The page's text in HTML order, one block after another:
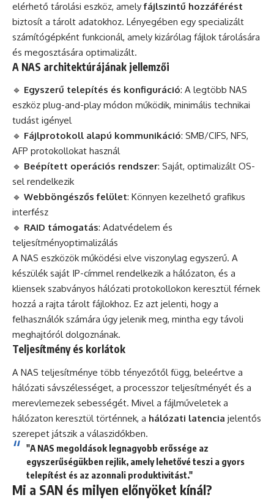
elérhető tárolási eszköz, amelyfájlszintű hozzáférést
biztosít a tárolt adatokhoz. Lényegében egy specializált
számítógépként funkcionál, amely kizárólag fájlok tárolására
és megosztására optimalizált.
A NAS architektúrájának jellemzői
🔹 Egyszerű telepítés és konfiguráció: A legtöbb NAS
eszköz plug-and-play módon működik, minimális technikai
tudást igényel
🔹 Fájlprotokoll alapú kommunikáció: SMB/CIFS, NFS,
AFP protokollokat használ
🔹 Beépített operációs rendszer: Saját, optimalizált OS-
sel rendelkezik
🔹 Webböngészős felület: Könnyen kezelhető grafikus
interfész
🔹 RAID támogatás: Adatvédelem és
teljesítményoptimalizálás
A NAS eszközök működési elve viszonylag egyszerű. A
készülék saját IP-címmel rendelkezik a hálózaton, és a
kliensek szabványos hálózati protokollokon keresztül férnek
hozzá a rajta tárolt fájlokhoz. Ez azt jelenti, hogy a
felhasználók számára úgy jelenik meg, mintha egy távoli
meghajtóról dolgoznának.
Teljesítmény és korlátok
A NAS teljesítménye több tényezőtől függ, beleértve a
hálózati sávszélességet, a processzor teljesítményét és a
merevlemezek sebességét. Mivel a fájlműveletek a
hálózaton keresztül történnek, a hálózati latencia jelentős
szerepet játszik a válaszidőkben.
"A NAS megoldások legnagyobb erőssége az
egyszerűségükben rejlik, amely lehetővé teszi a gyors
telepítést és az azonnali produktivitást."
Mi a SAN és milyen előnyöket kínál?